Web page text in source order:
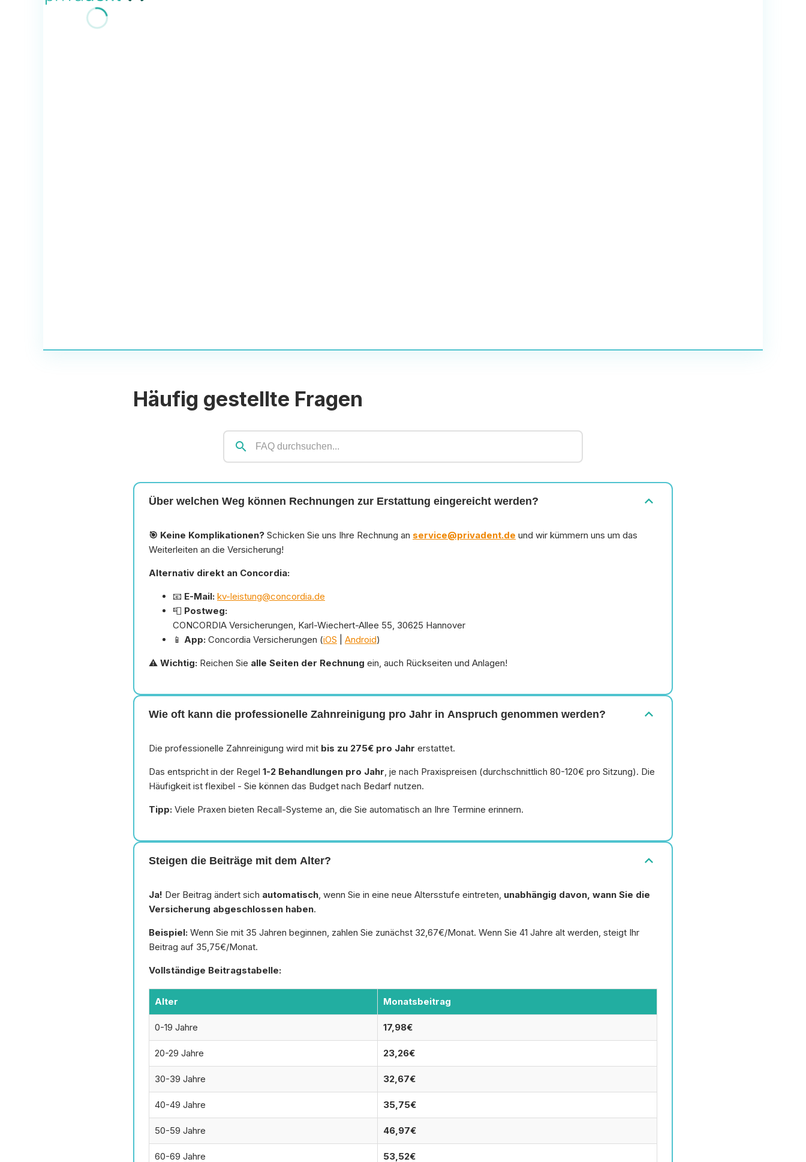
Häufig gestellte Fragen
search
Über welchen Weg können Rechnungen zur Erstattung eingereicht werden? expand_more
🎯 Keine Komplikationen? Schicken Sie uns Ihre Rechnung an service@privadent.de und wir kümmern uns um das
Weiterleiten an die Versicherung!
Alternativ direkt an Concordia:
📧 E-Mail: kv-leistung@concordia.de
📮 Postweg:
CONCORDIA Versicherungen, Karl-Wiechert-Allee 55, 30625 Hannover
📱 App: Concordia Versicherungen (iOS Android)
⚠️ Wichtig: Reichen Sie alle Seiten der Rechnung ein, auch Rückseiten und Anlagen!
Wie oft kann die professionelle Zahnreinigung pro Jahr in Anspruch genommen werden? expand_more
Die professionelle Zahnreinigung wird mit bis zu 275€ pro Jahr erstattet.
Das entspricht in der Regel 1-2 Behandlungen pro Jahr, je nach Praxispreisen (durchschnittlich 80-120€ pro Sitzung). Die
Häufigkeit ist flexibel - Sie können das Budget nach Bedarf nutzen.
Tipp: Viele Praxen bieten Recall-Systeme an, die Sie automatisch an Ihre Termine erinnern.
Steigen die Beiträge mit dem Alter? expand_more
Ja! Der Beitrag ändert sich automatisch, wenn Sie in eine neue Altersstufe eintreten, unabhängig davon, wann Sie die
Versicherung abgeschlossen haben.
Beispiel: Wenn Sie mit 35 Jahren beginnen, zahlen Sie zunächst 32,67€/Monat. Wenn Sie 41 Jahre alt werden, steigt Ihr
Beitrag auf 35,75€/Monat.
Vollständige Beitragstabelle:
Alter Monatsbeitrag
0-19 Jahre 17,98€
20-29 Jahre 23,26€
30-39 Jahre 32,67€
40-49 Jahre 35,75€
50-59 Jahre 46,97€
60-69 Jahre 53,52€